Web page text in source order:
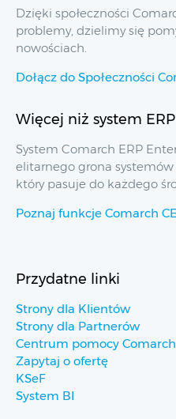
Dzięki społeczności
problemy, dzielimy się
nowościach.
Dołącz do Społeczności
Więcej niż system ERP
System Comarch ERP
elitarnego grona
który pasuje do każdego
Poznaj funkcje Comarch
Przydatne linki
Strony dla Klientów
Strony dla Partnerów
Centrum pomocy Comarch
Zapytaj o ofertę
KSeF
System BI